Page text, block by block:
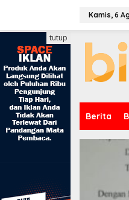
k
e
Kamis, 6
Berita
tutup